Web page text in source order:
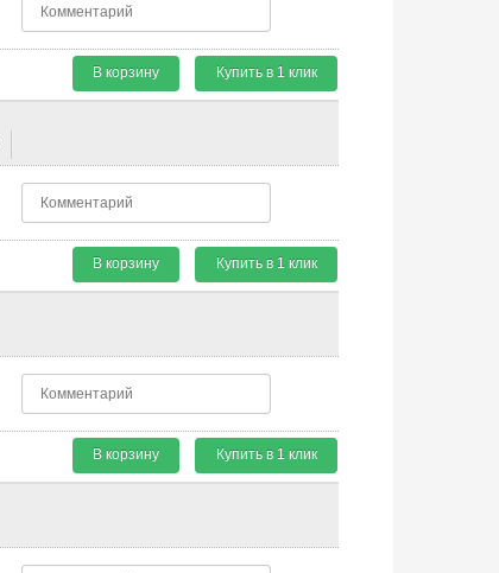
В корзину Купить в 1 клик
В корзину Купить в 1 клик
В корзину Купить в 1 клик